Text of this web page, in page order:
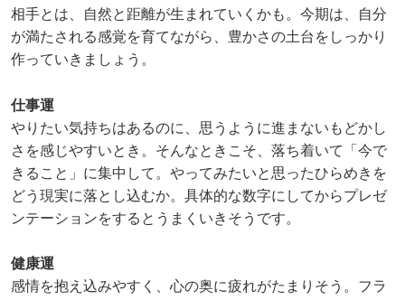
相手とは、自然と距離が生まれていくかも。今期は、自分
が満たされる感覚を育てながら、豊かさの土台をしっかり
作っていきましょう。
仕事運
やりたい気持ちはあるのに、思うように進まないもどかし
さを感じやすいとき。そんなときこそ、落ち着いて「今で
きること」に集中して。やってみたいと思ったひらめきを
どう現実に落とし込むか。具体的な数字にしてからプレゼ
ンテーションをするとうまくいきそうです。
健康運
感情を抱え込みやすく、心の奥に疲れがたまりそう。フラ